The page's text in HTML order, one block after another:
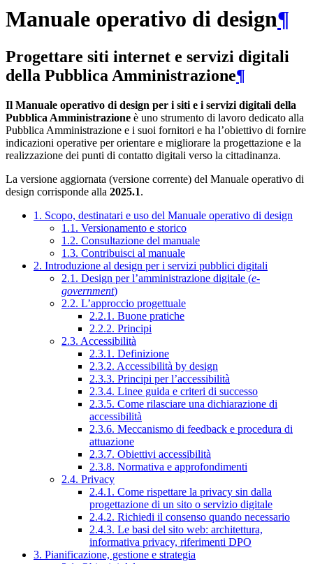
Manuale operativo di design¶
Progettare siti internet e servizi digitali
della Pubblica Amministrazione¶
Il Manuale operativo di design per i siti e i servizi digitali della
Pubblica Amministrazione è uno strumento di lavoro dedicato alla
Pubblica Amministrazione e i suoi fornitori e ha l’obiettivo di fornire
indicazioni operative per orientare e migliorare la progettazione e la
realizzazione dei punti di contatto digitali verso la cittadinanza.
La versione aggiornata (versione corrente) del Manuale operativo di
design corrisponde alla 2025.1.
1. Scopo, destinatari e uso del Manuale operativo di design
1.1. Versionamento e storico
1.2. Consultazione del manuale
1.3. Contribuisci al manuale
2. Introduzione al design per i servizi pubblici digitali
2.1. Design per l’amministrazione digitale (e-
government)
2.2. L’approccio progettuale
2.2.1. Buone pratiche
2.2.2. Principi
2.3. Accessibilità
2.3.1. Definizione
2.3.2. Accessibilità by design
2.3.3. Principi per l’accessibilità
2.3.4. Linee guida e criteri di successo
2.3.5. Come rilasciare una dichiarazione di
accessibilità
2.3.6. Meccanismo di feedback e procedura di
attuazione
2.3.7. Obiettivi accessibilità
2.3.8. Normativa e approfondimenti
2.4. Privacy
2.4.1. Come rispettare la privacy sin dalla
progettazione di un sito o servizio digitale
2.4.2. Richiedi il consenso quando necessario
2.4.3. Le basi del sito web: architettura,
informativa privacy, riferimenti DPO
3. Pianificazione, gestione e strategia